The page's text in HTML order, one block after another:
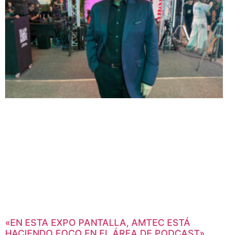
«EN ESTA EXPO PANTALLA, AMTEC ESTÁ